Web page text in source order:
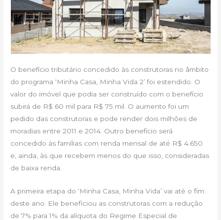
O benefício tributário concedido às construtoras no âmbito
do programa ‘Minha Casa, Minha Vida 2’ foi estendido. O
valor do imóvel que podia ser construído com o benefício
subirá de R$ 60 mil para R$ 75 mil. O aumento foi um
pedido das construtoras e pode render dois milhões de
moradias entre 2011 e 2014. Outro benefício será
concedido às famílias com renda mensal de até R$ 4.650
e, ainda, às que recebem menos do que isso, consideradas
de baixa renda.
A primeira etapa do ‘Minha Casa, Minha Vida’ vai até o fim
deste ano. Ele beneficiou as construtoras com a redução
de 7% para 1% da alíquota do Regime Especial de